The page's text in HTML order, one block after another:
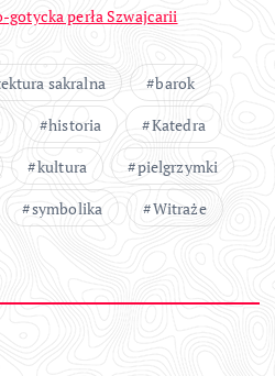
gotycka perła Szwajcarii
sakralna
barok
historia
Katedra
kultura
pielgrzymki
symbolika Witraże